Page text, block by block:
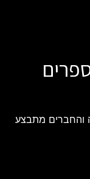
והחברים מתבצע